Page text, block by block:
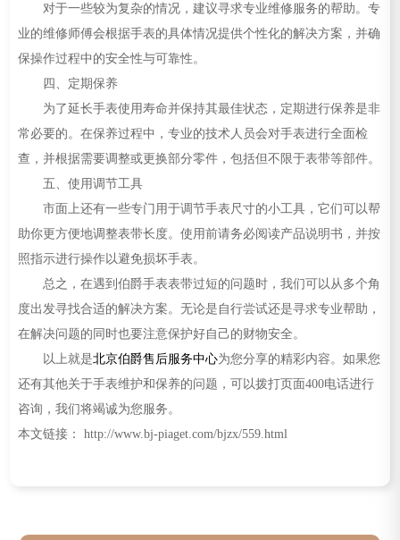
对于一些较为复杂的情况，建议寻求专业维修服务的帮助。专
业的维修师傅会根据手表的具体情况提供个性化的解决方案，并确
保操作过程中的安全性与可靠性。
四、定期保养
为了延长手表使用寿命并保持其最佳状态，定期进行保养是非
常必要的。在保养过程中，专业的技术人员会对手表进行全面检
查，并根据需要调整或更换部分零件，包括但不限于表带等部件。
五、使用调节工具
市面上还有一些专门用于调节手表尺寸的小工具，它们可以帮
助你更方便地调整表带长度。使用前请务必阅读产品说明书，并按
照指示进行操作以避免损坏手表。
总之，在遇到伯爵手表表带过短的问题时，我们可以从多个角
度出发寻找合适的解决方案。无论是自行尝试还是寻求专业帮助，
在解决问题的同时也要注意保护好自己的财物安全。
以上就是北京伯爵售后服务中心为您分享的精彩内容。如果您
还有其他关于手表维护和保养的问题，可以拨打页面400电话进行
咨询，我们将竭诚为您服务。
本文链接： http://www.bj-piaget.com/bjzx/559.html